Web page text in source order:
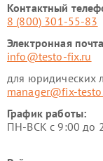
Контактный
8 (800) 301-55-83
Электронная
info@testo-fix.ru
для юридических
manager@fix-
График работы:
ПН-ВСК с 9:00 до